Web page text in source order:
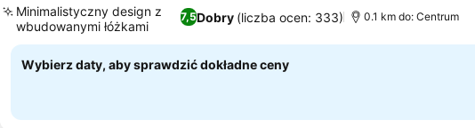
7,5Dobry (liczba ocen: 333)
Minimalistyczny design z
wbudowanymi łóżkami
0.1 km do: Centrum
Wybierz daty, aby sprawdzić dokładne ceny